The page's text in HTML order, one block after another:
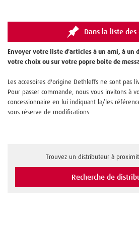
Dans la liste des
Envoyer votre liste d'articles à un ami, à un
votre choix ou sur votre popre boite de
Les accesoires d'origine Dethleffs ne sont pas
Pour passer commande, nous vous invitons à
concessionnaire en lui indiquant la/les
sous réserve de modifications.
Trouvez un distributeur à
Recherche de